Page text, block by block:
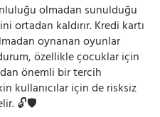
olmadan sunulduğu
ortadan kaldırır. Kredi kartı
oynanan oyunlar
özellikle çocuklar için
önemli bir tercih
kullanıcılar için de risksiz
🔓🛡️